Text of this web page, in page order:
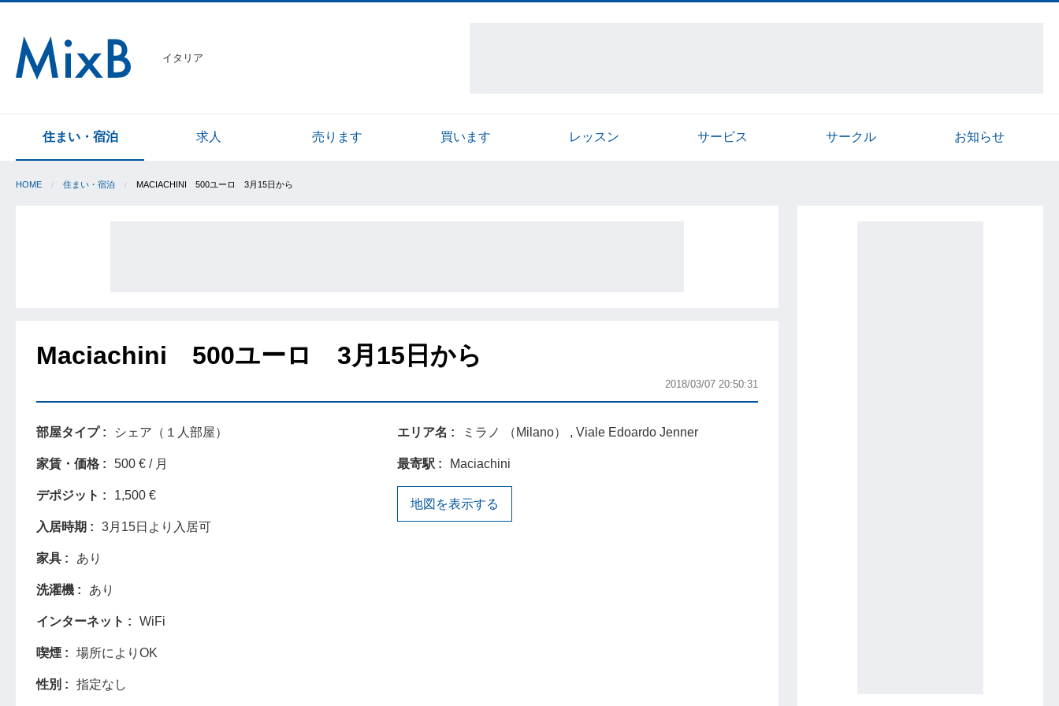
イタリア
住まい・宿泊 求人 売ります 買います レッスン サービス サークル お知らせ
HOME 住まい・宿泊 MACIACHINI 500ユーロ 3月15日から
Maciachini 500ユーロ 3月15日から
2018/03/07 20:50:31
部屋タイプ シェア（１人部屋）
家賃・価格 500 € / 月
デポジット 1,500 €
入居時期 3月15日より入居可
家具 あり
洗濯機 あり
インターネット WiFi
喫煙 場所によりOK
性別 指定なし
エリア名 ミラノ （Milano） , Viale Edoardo Jenner
最寄駅 Maciachini
地図を表示する